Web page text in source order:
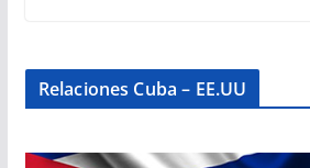
Relaciones Cuba – EE.UU